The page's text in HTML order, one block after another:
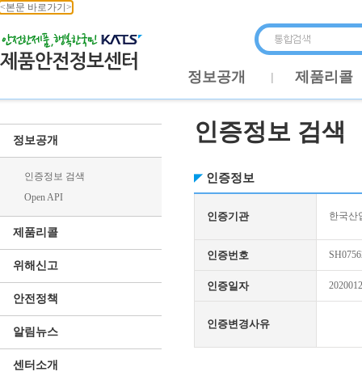
<본문 바로가기>
정보공개 제품리콜
정보공개
인증정보 검색
Open API
제품리콜
위해신고
안전정책
알림뉴스
센터소개
인증정보 검색
인증정보
인증기관 한국산
인증번호
인증일자
인증변경사유